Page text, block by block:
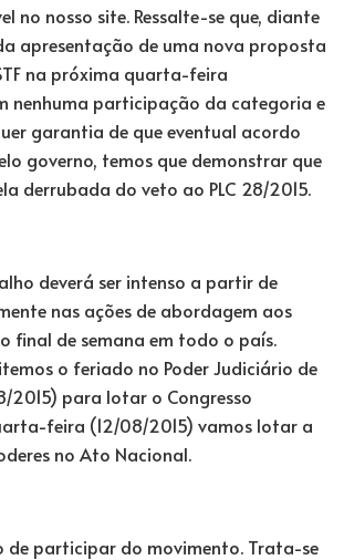
no nosso site. Ressalte-se que, diante
apresentação de uma nova proposta
na próxima quarta-feira
nenhuma participação da categoria e
garantia de que eventual acordo
governo, temos que demonstrar que
derrubada do veto ao PLC 28/2015.
deverá ser intenso a partir de
nas ações de abordagem aos
final de semana em todo o país.
o feriado no Poder Judiciário de
2015) para lotar o Congresso
feira (12/08/2015) vamos lotar a
no Ato Nacional.
de participar do movimento. Trata-se